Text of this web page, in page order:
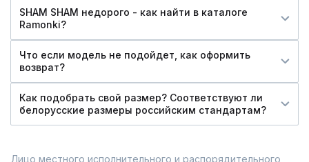
SHAM SHAM недорого - как найти в каталоге
Ramonki?
Что если модель не подойдет, как оформить
возврат?
Как подобрать свой размер? Соответствуют ли
белорусские размеры российским стандартам?
Лицо местного исполнительного и распорядительного